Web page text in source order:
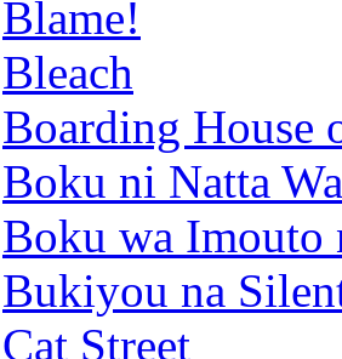
Blame!
Bleach
Boarding House
Boku ni Natta
Boku wa
Bukiyou na
Cat Street